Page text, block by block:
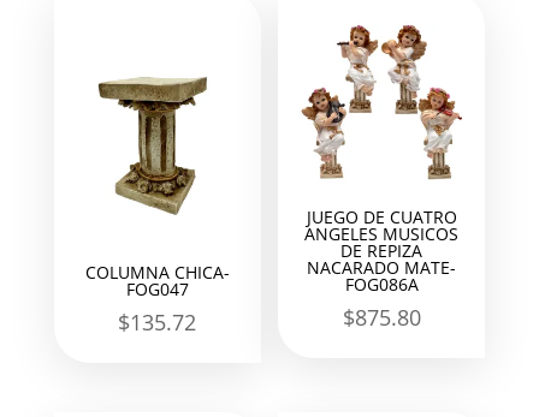
COLUMNA CHICA-
FOG047
$135.72
JUEGO DE CUATRO
ANGELES MUSICOS
DE REPIZA
NACARADO MATE-
FOG086A
$875.80